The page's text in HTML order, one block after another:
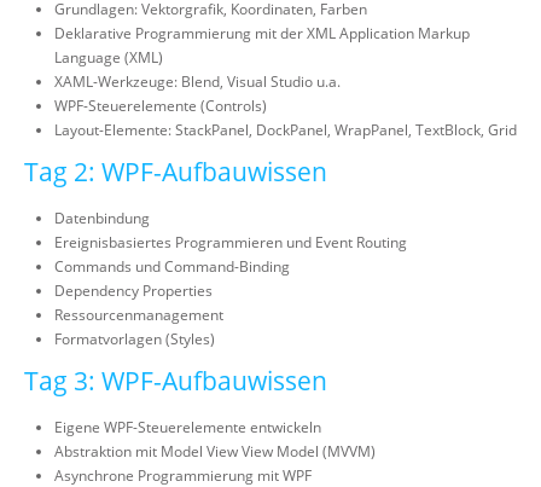
Grundlagen: Vektorgrafik, Koordinaten, Farben
Deklarative Programmierung mit der XML Application Markup
Language (XML)
XAML-Werkzeuge: Blend, Visual Studio u.a.
WPF-Steuerelemente (Controls)
Layout-Elemente: StackPanel, DockPanel, WrapPanel, TextBlock, Grid
Tag 2: WPF-Aufbauwissen
Datenbindung
Ereignisbasiertes Programmieren und Event Routing
Commands und Command-Binding
Dependency Properties
Ressourcenmanagement
Formatvorlagen (Styles)
Tag 3: WPF-Aufbauwissen
Eigene WPF-Steuerelemente entwickeln
Abstraktion mit Model View View Model (MVVM)
Asynchrone Programmierung mit WPF